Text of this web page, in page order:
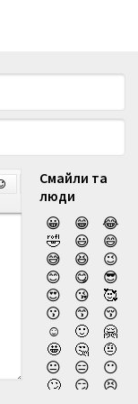
Смайли та
люди
😀
😁
😂
🤣
😃
😄
😅
😆
😉
😊
😋
😎
😍
😘
🥰
😗
😙
😚
☺️
🙂
🤗
🤩
🤔
🤨
😐
😑
😶
🙄
😏
😣